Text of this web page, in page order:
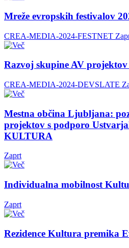
Mreže evropskih festivalov
CREA-MEDIA-2024-FESTNET
Razvoj skupine AV projektov
CREA-MEDIA-2024-DEVSLATE
Mestna občina Ljubljana:
projektov s podporo
KULTURA
Zaprt
Individualna mobilnost
Zaprt
Rezidence Kultura premika